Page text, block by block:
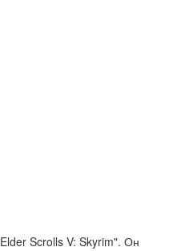
Scrolls V: Skyrim". Он